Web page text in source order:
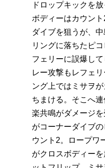
ドロップキックを
ボディーはカウン
ダイブを狙うが、
リングに落ちたピ
フェリーに誤爆し
レー攻撃もレフェ
ング上ではミサヲ
ちまける。そこへ
楽共鳴がダメージ
がコーナーダイブ
ウント2。ロープワ
がクロスボディー